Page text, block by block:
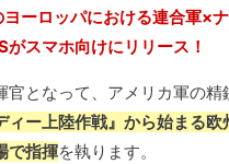
ーロッパにおける連合軍×
スマホ向けにリリース！
官となって、アメリカ軍の精
ィー上陸作戦』から始まる
で指揮を執ります。